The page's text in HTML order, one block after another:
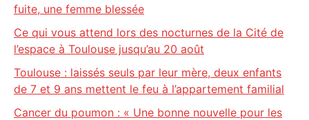
fuite, une femme blessée
Ce qui vous attend lors des nocturnes de la Cité de
l’espace à Toulouse jusqu’au 20 août
Toulouse : laissés seuls par leur mère, deux enfants
de 7 et 9 ans mettent le feu à l’appartement familial
Cancer du poumon : « Une bonne nouvelle pour les